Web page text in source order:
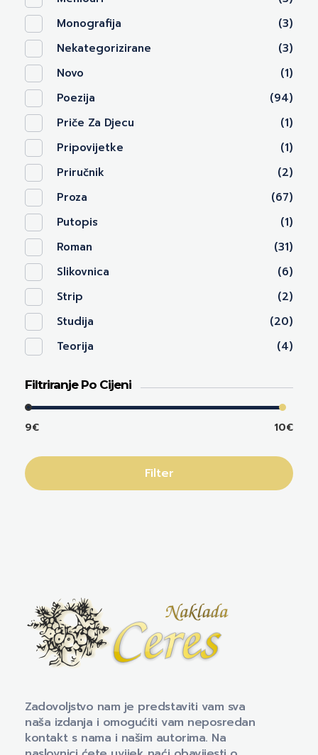
Monografija
(3)
Nekategorizirane
(3)
Novo
(1)
Poezija
(94)
Priče Za Djecu
(1)
Pripovijetke
(1)
Priručnik
(2)
Proza
(67)
Putopis
(1)
Roman
(31)
Slikovnica
(6)
Strip
(2)
Studija
(20)
Teorija
(4)
Filtriranje Po Cijeni
9€ 10€
Filter
Zadovoljstvo nam je predstaviti vam sva
naša izdanja i omogućiti vam neposredan
kontakt s nama i našim autorima. Na